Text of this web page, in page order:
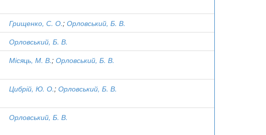
Грищенко, С. О.; Орловський, Б. В.
Орловський, Б. В.
Місяць, М. В.; Орловський, Б. В.
Цибрій, Ю. О.; Орловський, Б. В.
Орловський, Б. В.